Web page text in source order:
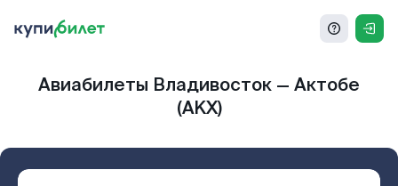
Авиабилеты Владивосток — Актобе
(AKX)